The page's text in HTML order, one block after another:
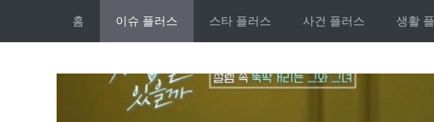
홈 이슈 플러스 스타 플러스 사건 플러스 생활